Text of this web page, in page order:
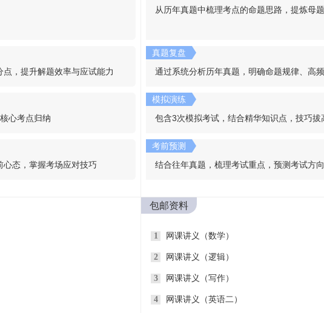
，提升解题效率与应试能力
心考点归纳
态，掌握考场应对技巧
从历年真题中梳理考点的命题思路，提炼母
真题复盘
通过系统分析历年真题，明确命题规律、高
模拟演练
包含3次模拟考试，结合精华知识点，技巧
考前预测
结合往年真题，梳理考试重点，预测考试方
包邮资料
1 网课讲义（数学）
2 网课讲义（逻辑）
3 网课讲义（写作）
4 网课讲义（英语二）